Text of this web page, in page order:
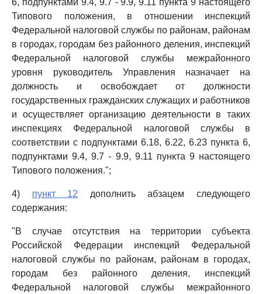
6, подпунктами 9.4, 9.7 - 9.9, 9.11 пункта 9 настоящего
Типового положения, в отношении инспекций
Федеральной налоговой службы по районам, районам
в городах, городам без районного деления, инспекций
Федеральной налоговой службы межрайонного
уровня руководитель Управления назначает на
должность и освобождает от должности
государственных гражданских служащих и работников
и осуществляет организацию деятельности в таких
инспекциях Федеральной налоговой службы в
соответствии с подпунктами 6.18, 6.22, 6.23 пункта 6,
подпунктами 9.4, 9.7 - 9.9, 9.11 пункта 9 настоящего
Типового положения.";
4) пункт 12 дополнить абзацем следующего
содержания:
"В случае отсутствия на территории субъекта
Российской Федерации инспекций Федеральной
налоговой службы по районам, районам в городах,
городам без районного деления, инспекций
Федеральной налоговой службы межрайонного